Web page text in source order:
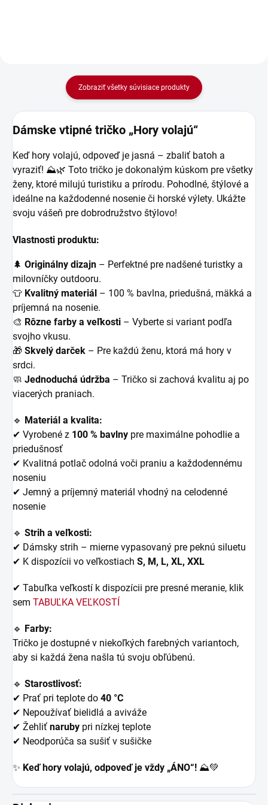
Zobraziť všetky súvisiace produkty
Dámske vtipné tričko „Hory volajú“
Keď hory volajú, odpoveď je jasná – zbaliť batoh a
vyraziť! ⛰️🌿 Toto tričko je dokonalým kúskom pre všetky
ženy, ktoré milujú turistiku a prírodu. Pohodlné, štýlové a
ideálne na každodenné nosenie či horské výlety. Ukážte
svoju vášeň pre dobrodružstvo štýlovo!
Vlastnosti produktu:
🌲 Originálny dizajn – Perfektné pre nadšené turistky a
milovníčky outdooru.
👕 Kvalitný materiál – 100 % bavlna, priedušná, mäkká a
príjemná na nosenie.
🎨 Rôzne farby a veľkosti – Vyberte si variant podľa
svojho vkusu.
🎁 Skvelý darček – Pre každú ženu, ktorá má hory v
srdci.
🧼 Jednoduchá údržba – Tričko si zachová kvalitu aj po
viacerých praniach.
🔹 Materiál a kvalita:
✔ Vyrobené z 100 % bavlny pre maximálne pohodlie a
priedušnosť
✔ Kvalitná potlač odolná voči praniu a každodennému
noseniu
✔ Jemný a príjemný materiál vhodný na celodenné
nosenie
🔹 Strih a veľkosti:
✔ Dámsky strih – mierne vypasovaný pre peknú siluetu
✔ K dispozícii vo veľkostiach S, M, L, XL, XXL
✔ Tabuľka veľkostí k dispozícii pre presné meranie, klik
sem TABUĽKA VEĽKOSTÍ
🔹 Farby:
Tričko je dostupné v niekoľkých farebných variantoch,
aby si každá žena našla tú svoju obľúbenú.
🔹 Starostlivosť:
✔ Prať pri teplote do 40 °C
✔ Nepoužívať bielidlá a aviváže
✔ Žehliť naruby pri nízkej teplote
✔ Neodporúča sa sušiť v sušičke
✨ Keď hory volajú, odpoveď je vždy „ÁNO“! ⛰️💚